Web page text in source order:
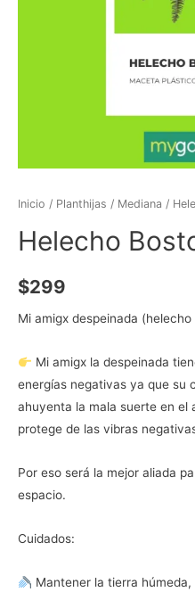
Inicio / Planthijas / Mediana /
Helecho
$299
Mi amigx despeinada (helecho
Mi amigx la despeinada
energías negativas ya que su
ahuyenta la mala suerte en el
protege de las vibras
Por eso será la mejor aliada
espacio.
Cuidados:
Mantener la tierra